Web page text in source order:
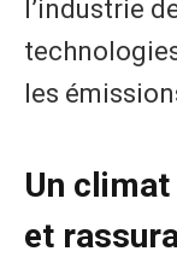
l’industrie
les
Un
et